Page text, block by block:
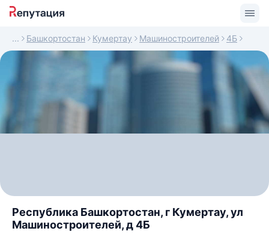
Башкортостан Кумертау Машиностроителей 4Б
Республика Башкортостан, г Кумертау, ул
Машиностроителей, д 4Б